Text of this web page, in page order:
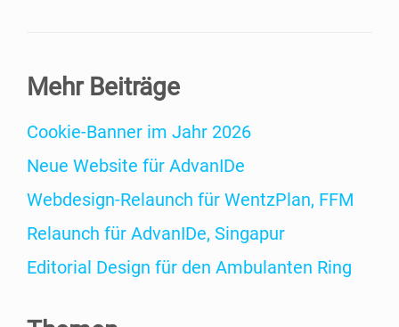
Mehr Bei­trä­ge
Coo­kie-Ban­­ner im Jahr 2026
Neue Web­site für AdvanIDe
Web­­de­­sign-Relaunch für WentzPlan, FFM
Relaunch für Adva­nI­De, Singapur
Edi­to­ri­al Design für den Ambu­lan­ten Ring